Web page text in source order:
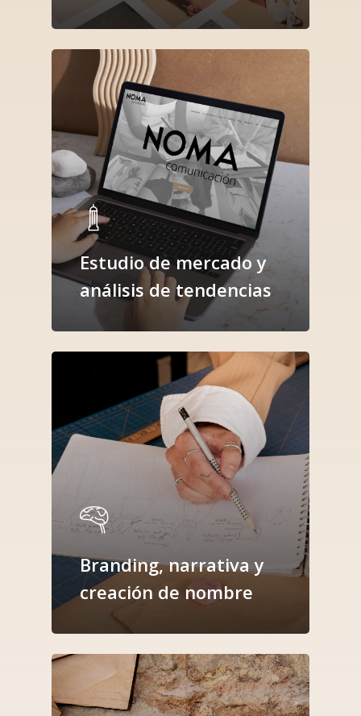
Estudio de mercado y
análisis de tendencias
Branding, narrativa y
creación de nombre